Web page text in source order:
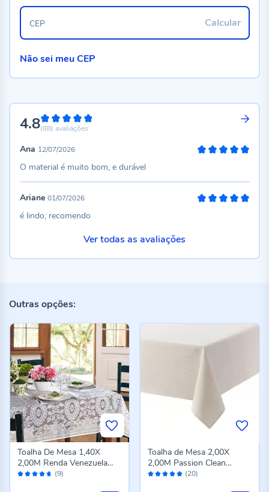
4.896%
(88) avaliações
Ana 12/07/2026
O material é muito bom, e durável
Ariane 01/07/2026
é lindo, recomendo
Ver todas as avaliações
Calcular
CEP
Não sei meu CEP
Outras opções:
Avaliação: (9)
Toalha De Mesa 1,40X
2,00M Renda Venezuela
Lepper - Branco
Avaliação: (20)
Toalha de Mesa 2,00X
2,00M Passion Clean
Döhler - Bege